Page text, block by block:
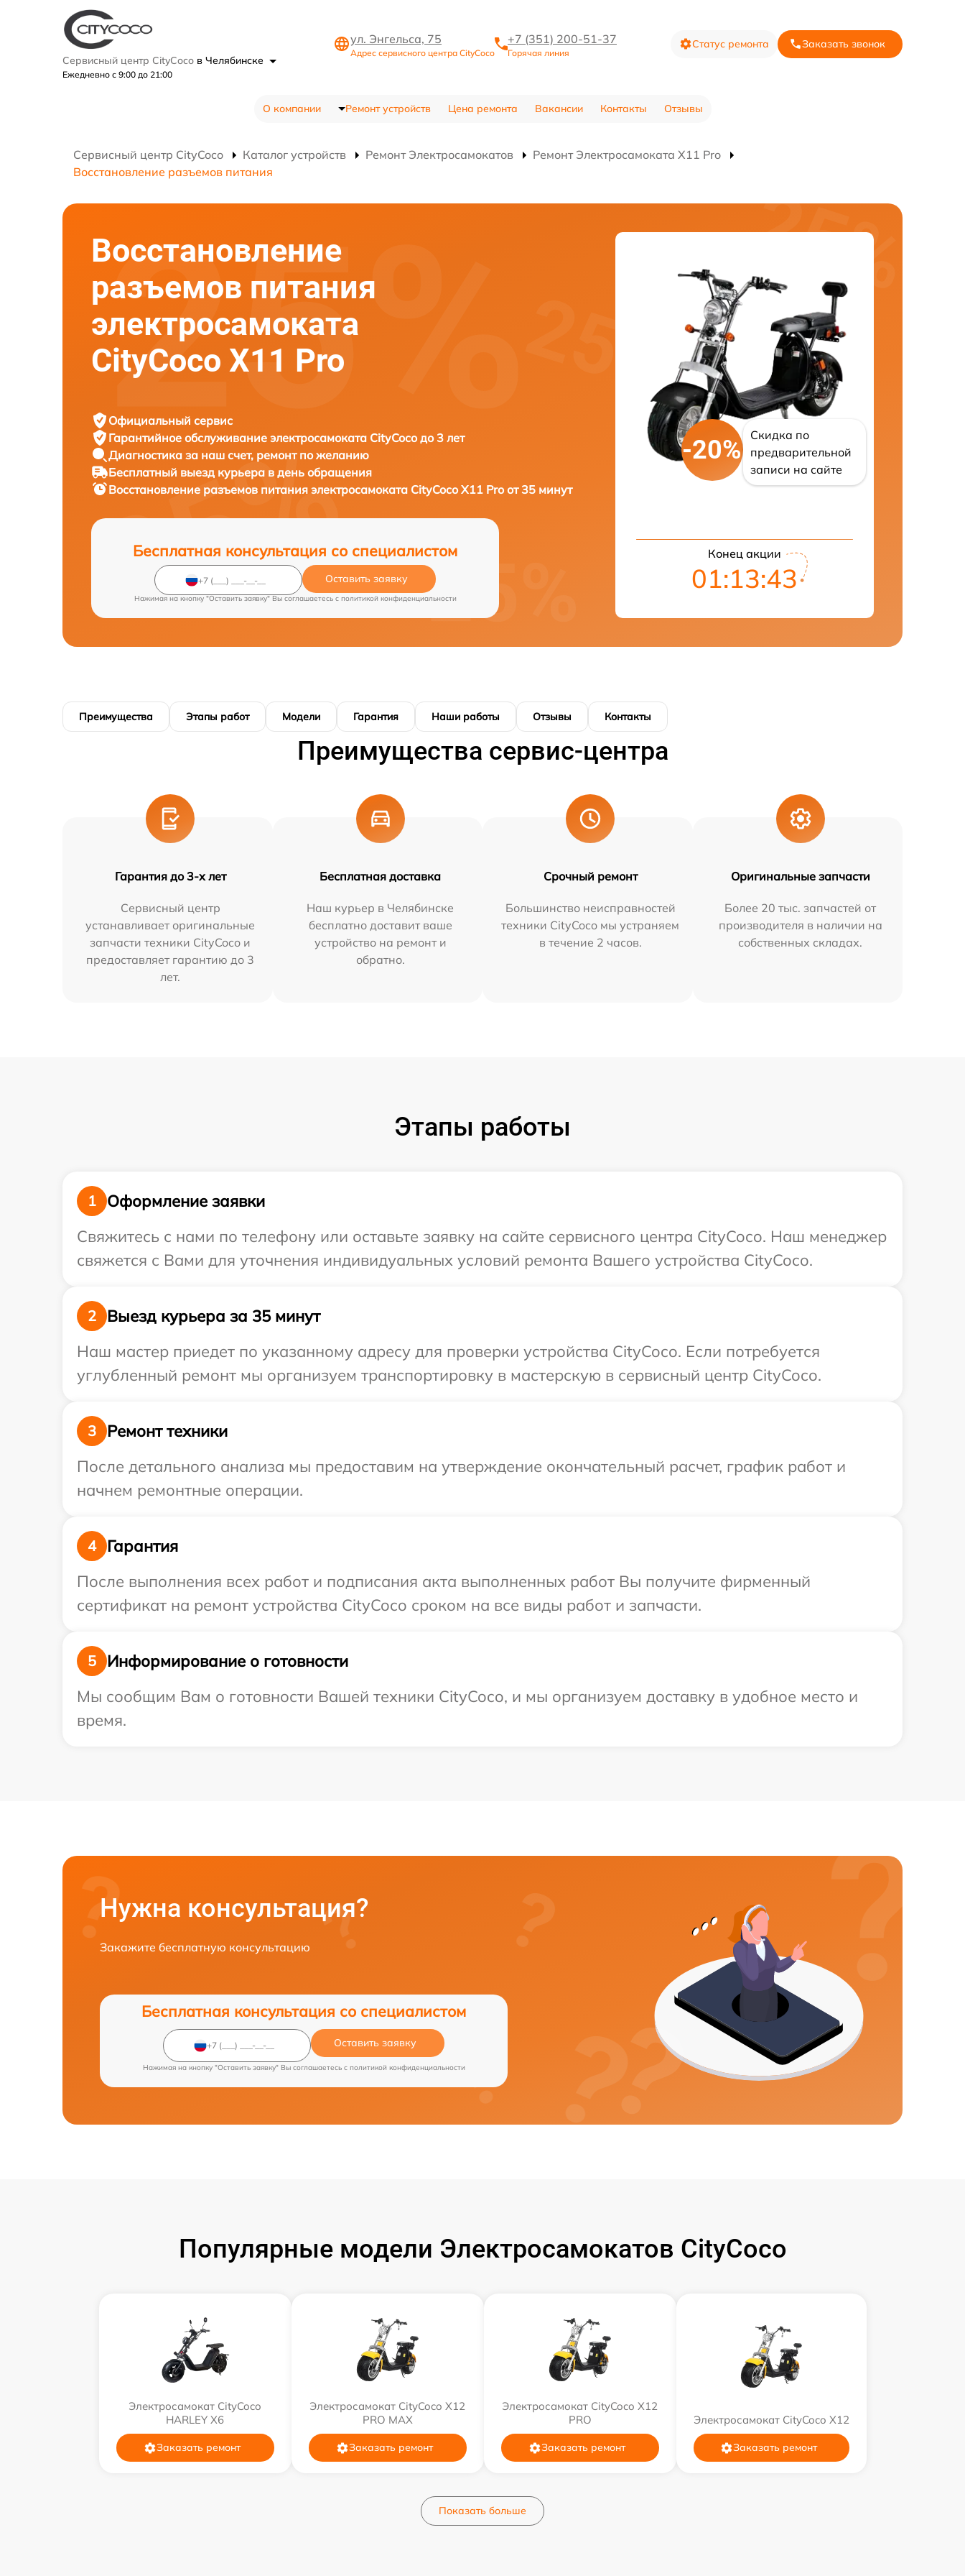
Сервисный центр CityCoco в Челябинске
Ежедневно с 9:00 до 21:00
ул. Энгельса, 75
Адрес сервисного центра CityCoco
+7 (351) 200-51-37
Горячая линия
Статус ремонта Заказать звонок
О компании Ремонт устройств Цена ремонта Вакансии Контакты Отзывы
Сервисный центр CityCoco Каталог устройств Ремонт Электросамокатов
Ремонт Электросамоката X11 Pro
Восстановление разъемов питания
Восстановление
разъемов питания
электросамоката
CityCoco X11 Pro
Официальный сервис
Гарантийное обслуживание электросамоката CityCoco до 3 лет
Диагностика за наш счет, ремонт по желанию
Бесплатный выезд курьера в день обращения
Восстановление разъемов питания электросамоката CityCoco X11 Pro от 35 минут
Бесплатная консультация со специалистом
Оставить заявку
Нажимая на кнопку "Оставить заявку" Вы соглашаетесь c политикой конфиденциальности
-20%
Скидка по
предварительной
записи на сайте
Конец акции
01:13:42
Преимущества Этапы работ Модели Гарантия Наши работы Отзывы Контакты
Преимущества сервис-центра
Гарантия до 3-х лет
Сервисный центр
устанавливает оригинальные
запчасти техники CityCoco и
предоставляет гарантию до 3
лет.
Бесплатная доставка
Наш курьер в Челябинске
бесплатно доставит ваше
устройство на ремонт и
обратно.
Срочный ремонт
Большинство неисправностей
техники CityCoco мы устраняем
в течение 2 часов.
Оригинальные запчасти
Более 20 тыс. запчастей от
производителя в наличии на
собственных складах.
Этапы работы
1
Оформление заявки
Свяжитесь с нами по телефону или оставьте заявку на сайте сервисного центра CityCoco. Наш менеджер
свяжется с Вами для уточнения индивидуальных условий ремонта Вашего устройства CityCoco.
2
Выезд курьера за 35 минут
Наш мастер приедет по указанному адресу для проверки устройства CityCoco. Если потребуется
углубленный ремонт мы организуем транспортировку в мастерскую в сервисный центр CityCoco.
3
Ремонт техники
После детального анализа мы предоставим на утверждение окончательный расчет, график работ и
начнем ремонтные операции.
4
Гарантия
После выполнения всех работ и подписания акта выполненных работ Вы получите фирменный
сертификат на ремонт устройства CityCoco сроком на все виды работ и запчасти.
5
Информирование о готовности
Мы сообщим Вам о готовности Вашей техники CityCoco, и мы организуем доставку в удобное место и
время.
Нужна консультация?
Закажите бесплатную консультацию
Бесплатная консультация со специалистом
Оставить заявку
Нажимая на кнопку "Оставить заявку" Вы соглашаетесь c политикой конфиденциальности
Популярные модели Электросамокатов CityCoco
Электросамокат CityCoco
HARLEY X6
Заказать ремонт
Электросамокат CityCoco X12
PRO MAX
Заказать ремонт
Электросамокат CityCoco X12
PRO
Заказать ремонт
Электросамокат CityCoco X12
Заказать ремонт
Показать больше